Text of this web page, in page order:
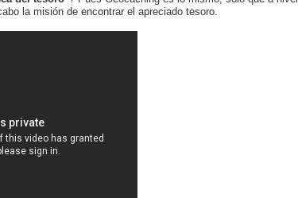
la misión de encontrar el apreciado tesoro.